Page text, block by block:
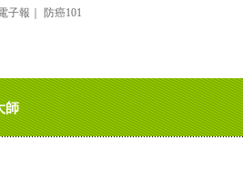
子報 防癌101
師